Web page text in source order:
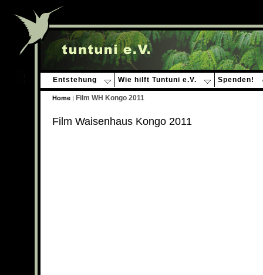
Entstehung Wie hilft Tuntuni e.V. Spenden!
Home | Film WH Kongo 2011
Film Waisenhaus Kongo 2011